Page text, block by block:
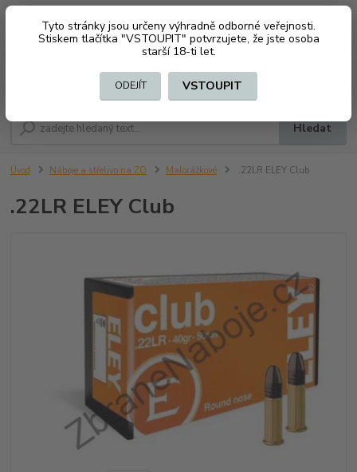
Tyto stránky jsou určeny výhradně odborné veřejnosti.
Stiskem tlačítka "VSTOUPIT" potvrzujete, že jste osoba
starší 18-ti let.
ODEJÍT VSTOUPIT
CZK
Hledat
+420 603794370 za0 Kč
Úvod Náboje a střelivo na ZO Malorážkové .22LR ELEY Club
.22LR ELEY Club